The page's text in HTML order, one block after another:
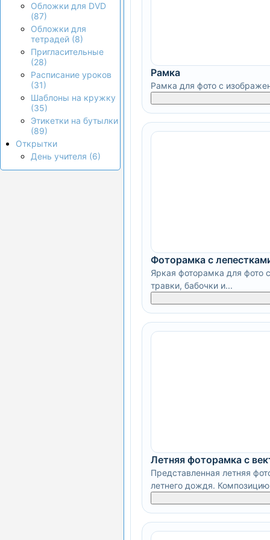
Обложки для DVD
(87)
Обложки для
тетрадей (8)
Пригласительные
(28)
Расписание уроков
(31)
Шаблоны на кружку
(35)
Этикетки на бутылки
(89)
Открытки
День учителя (6)
Рамка
Рамка для фото с
Фоторамка с
Яркая фоторамка для фото
травки, бабочки и...
Летняя фоторамка с
Представленная летняя
летнего дождя.